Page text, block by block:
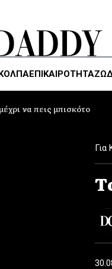
ΕΠΙΚΑΙΡΟΤΗΤΑ
να πεις μπισκότο
Για